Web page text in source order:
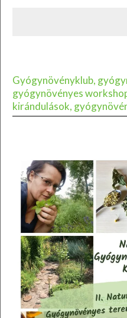
Gyógynövényklub,
gyógynövényes
kirándulások,